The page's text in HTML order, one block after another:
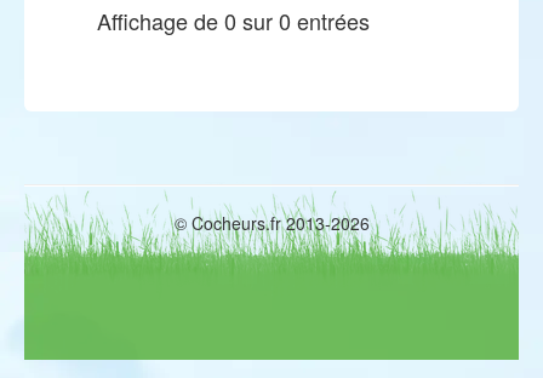
Affichage de 0 sur 0 entrées
© Cocheurs.fr 2013-2026